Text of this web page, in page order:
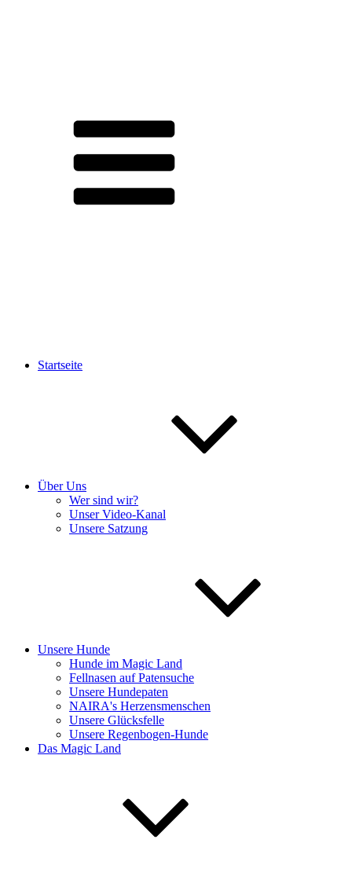
Startseite
Über Uns
Wer sind wir?
Unser Video-Kanal
Unsere Satzung
Unsere Hunde
Hunde im Magic Land
Fellnasen auf Patensuche
Unsere Hundepaten
NAIRA's Herzensmenschen
Unsere Glücksfelle
Unsere Regenbogen-Hunde
Das Magic Land